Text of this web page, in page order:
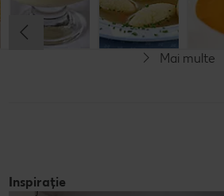
Cel mult 60 minute
Rafinat
Rafinat
Mai multe
Inspirație